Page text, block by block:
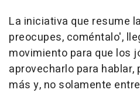
La iniciativa que resume
preocupes, coméntalo',
movimiento para que los
aprovecharlo para
más y, no solamente